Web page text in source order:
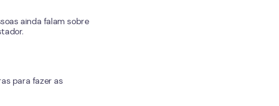
ainda falam sobre
para fazer as